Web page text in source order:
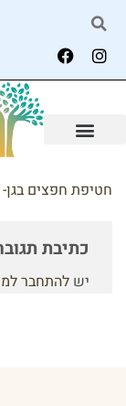
חטיפת חפצים
כתיבת
יש להתחבר